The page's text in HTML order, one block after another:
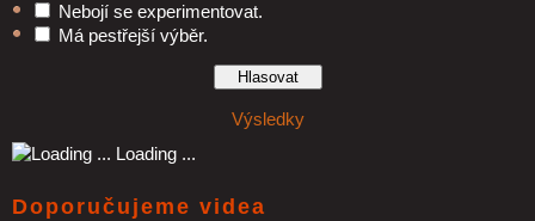
Nebojí se experimentovat.
Má pestřejší výběr.
Výsledky
Loading ...
Doporučujeme videa